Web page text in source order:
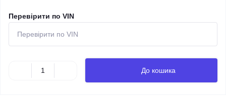
Перевірити по VIN
До кошика